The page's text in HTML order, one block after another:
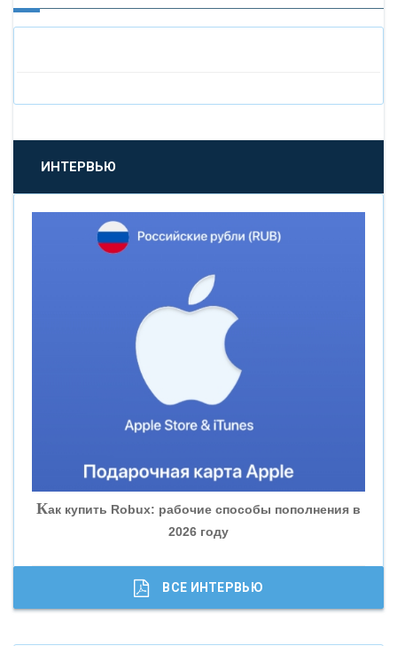
«БАНК САНКТ-ПЕТЕРБУРГ»
«ПРОМСВЯЗЬБАНК»
«НОВИКОМБАНК»
«ВНЕШПРОМБАНК»
«БАНК ГЛОБЭКС»
«СОВКОМБАНК»
«ГАЗПРОМБАНК»
«МОСКОВСКИЙ КРЕДИТНЫЙ БАНК»
ИНТЕРВЬЮ
Как купить Robux: рабочие способы пополнения в
2026 году
ВСЕ ИНТЕРВЬЮ